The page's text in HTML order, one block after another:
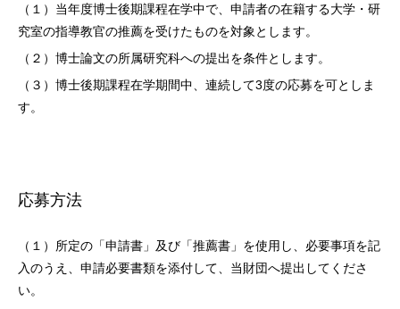
（１）当年度博士後期課程在学中で、申請者の在籍する大学・研
究室の指導教官の推薦を受けたものを対象とします。
（２）博士論文の所属研究科への提出を条件とします。
（３）博士後期課程在学期間中、連続して3度の応募を可としま
す。
応募方法
（１）所定の「申請書」及び「推薦書」を使用し、必要事項を記
入のうえ、申請必要書類を添付して、当財団へ提出してくださ
い。